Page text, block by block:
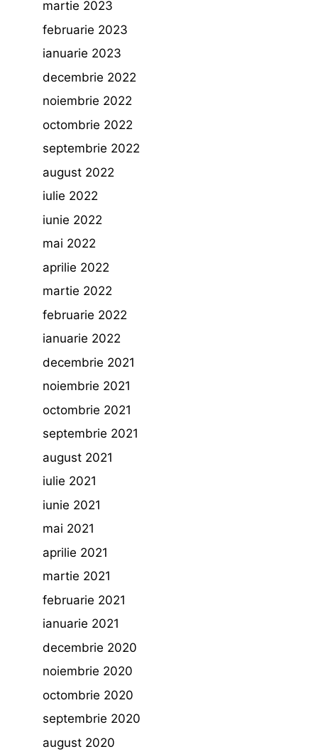
martie 2023
februarie 2023
ianuarie 2023
decembrie 2022
noiembrie 2022
octombrie 2022
septembrie 2022
august 2022
iulie 2022
iunie 2022
mai 2022
aprilie 2022
martie 2022
februarie 2022
ianuarie 2022
decembrie 2021
noiembrie 2021
octombrie 2021
septembrie 2021
august 2021
iulie 2021
iunie 2021
mai 2021
aprilie 2021
martie 2021
februarie 2021
ianuarie 2021
decembrie 2020
noiembrie 2020
octombrie 2020
septembrie 2020
august 2020